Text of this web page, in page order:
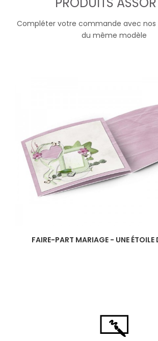
Compléter votre commande avec nos
du même modèle
FAIRE-PART MARIAGE - UNE ÉTOILE